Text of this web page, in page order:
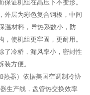
外层为彩色复合钢板，中间
温材料，导热系数小，防
使机组更牢固，更耐用。
了冷桥，漏风率小，密封性
方便。
器）依据美国空调制冷协
生产线，盘管热交换效率